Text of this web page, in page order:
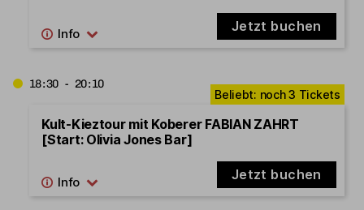
Jetzt buchen
18:30 - 20:10
Kult-Kieztour mit Koberer FABIAN ZAHRT
[Start: Olivia Jones Bar]
Jetzt buchen